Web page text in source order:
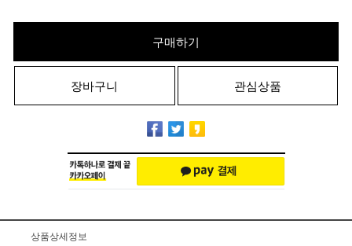
구매하기
장바구니 관심상품
상품상세정보